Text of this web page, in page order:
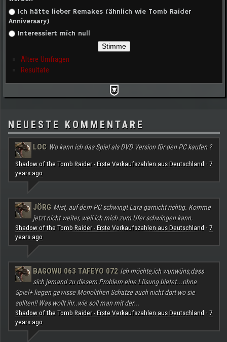
Ich hätte lieber Remakes (ähnlich wie Tomb Raider
Anniversary)
Interessiert mich null
Ältere Umfragen
Resultate
NEUESTE KOMMENTARE
LOC Wo kann ich das Spiel als DVD Version für den PC kaufen ?
Shadow of the Tomb Raider - Erste Verkaufszahlen aus Deutschland · 7
years ago
JÖRG Mist, auf dem PC schwingt Lara garnicht richtig. Komme
jetzt nicht weiter, weil ich mich zum Ufer schwingen kann.
Shadow of the Tomb Raider - Erste Verkaufszahlen aus Deutschland · 7
years ago
BAGOWU 063 TAFEYO 072 Ich möchte,ich wunwüns,dass
sich jemand zu diesem Problem eine Lösung bietet...ohne
Spiel+ liegen gewisse Monolithen Schätze auch nicht dort wo sie
sollten!! Was wollt ihr..wie soll man mit der...
Shadow of the Tomb Raider - Erste Verkaufszahlen aus Deutschland · 7
years ago